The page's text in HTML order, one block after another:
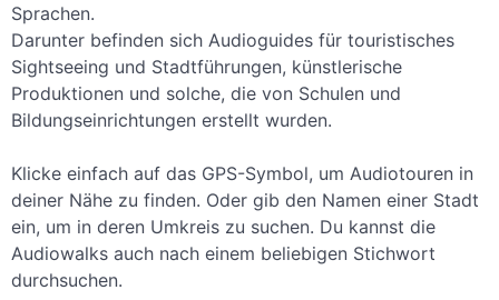
Sprachen.
Darunter befinden sich Audioguides für touristisches
Sightseeing und Stadtführungen, künstlerische
Produktionen und solche, die von Schulen und
Bildungseinrichtungen erstellt wurden.
Klicke einfach auf das GPS-Symbol, um Audiotouren in
deiner Nähe zu finden. Oder gib den Namen einer Stadt
ein, um in deren Umkreis zu suchen. Du kannst die
Audiowalks auch nach einem beliebigen Stichwort
durchsuchen.